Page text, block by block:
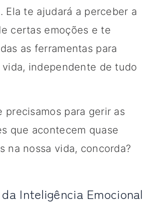
Ela te ajudará a perceber a
certas emoções e te
as ferramentas para
vida, independente de tudo
precisamos para gerir as
que acontecem quase
na nossa vida, concorda?
Inteligência Emocional